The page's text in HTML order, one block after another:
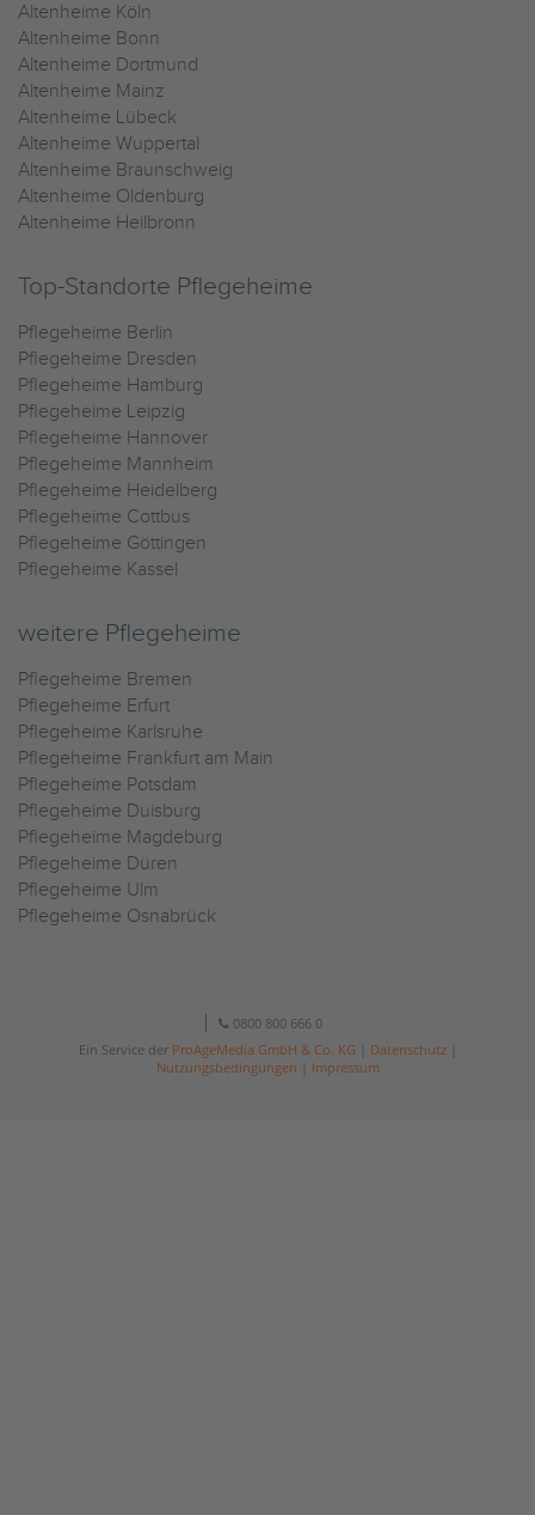
Altenheime Köln
Altenheime Bonn
Altenheime Dortmund
Altenheime Mainz
Altenheime Lübeck
Altenheime Wuppertal
Altenheime Braunschweig
Altenheime Oldenburg
Altenheime Heilbronn
Top-Standorte Pflegeheime
Pflegeheime Berlin
Pflegeheime Dresden
Pflegeheime Hamburg
Pflegeheime Leipzig
Pflegeheime Hannover
Pflegeheime Mannheim
Pflegeheime Heidelberg
Pflegeheime Cottbus
Pflegeheime Göttingen
Pflegeheime Kassel
weitere Pflegeheime
Pflegeheime Bremen
Pflegeheime Erfurt
Pflegeheime Karlsruhe
Pflegeheime Frankfurt am Main
Pflegeheime Potsdam
Pflegeheime Duisburg
Pflegeheime Magdeburg
Pflegeheime Düren
Pflegeheime Ulm
Pflegeheime Osnabrück
0800 800 666 0
Ein Service der ProAgeMedia GmbH & Co. KG Datenschutz|
Nutzungsbedingungen
Impressum